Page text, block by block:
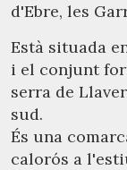
d'Ebre, les
Està situada
i el conjunt
serra de
sud.
És una
calorós a
Tècniques i
Aquest lloc web
informació
Si continua
de les
navegador
instal·lades al
compte que
navegació de